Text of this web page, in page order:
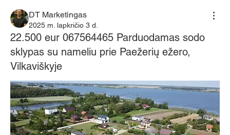
DT Marketingas
2025 m. lapkričio 3 d.
22.500 eur 067564465 Parduodamas sodo
sklypas su nameliu prie Paežerių ežero,
Vilkaviškyje